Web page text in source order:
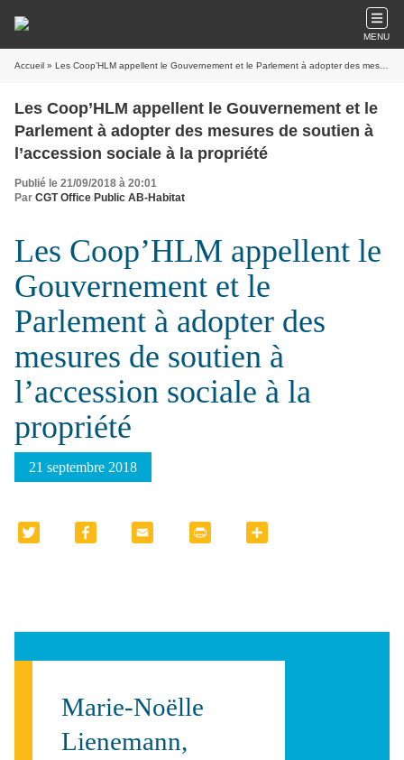
MENU
Accueil » Les Coop’HLM appellent le Gouvernement et le Parlement à adopter des mesures de soutien à l’accession sociale à la propriété
Les Coop’HLM appellent le Gouvernement et le
Parlement à adopter des mesures de soutien à
l’accession sociale à la propriété
Publié le 21/09/2018 à 20:01
Par CGT Office Public AB-Habitat
Les Coop’HLM appellent le
Gouvernement et le
Parlement à adopter des
mesures de soutien à
l’accession sociale à la
propriété
21 septembre 2018
Twitter Facebo PrintFr
Marie-Noëlle
Lienemann,